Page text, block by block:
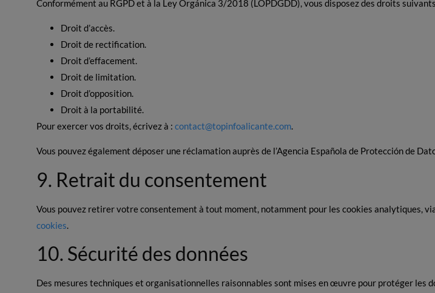
Conformément au RGPD et à la Ley Orgánica 3/2018 (LOPDGDD), vous disposez des droits
Droit d’accès.
Droit de rectification.
Droit d’effacement.
Droit de limitation.
Droit d’opposition.
Droit à la portabilité.
Pour exercer vos droits, écrivez à : contact@topinfoalicante.com.
Vous pouvez également déposer une réclamation auprès de l’Agencia Española de Protección de
9. Retrait du consentement
Vous pouvez retirer votre consentement à tout moment, notamment pour les cookies analytiques,
cookies.
10. Sécurité des données
Des mesures techniques et organisationnelles raisonnables sont mises en œuvre pour protéger les